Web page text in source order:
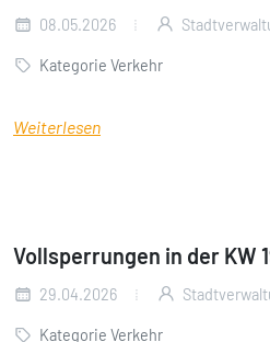
08.05.2026
Kategorie Verkehr
Weiterlesen
Vollsperrungen in der KW
29.04.2026
Kategorie Verkehr